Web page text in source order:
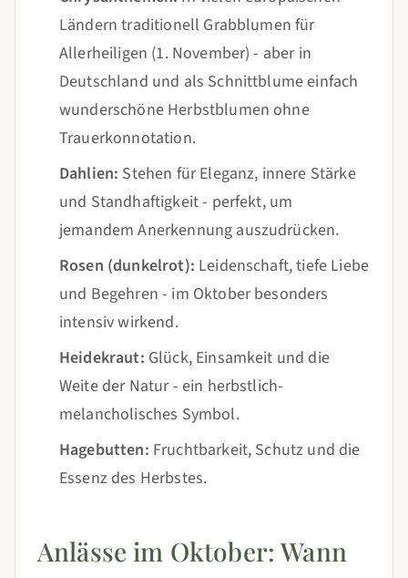
Ländern traditionell Grabblumen für
Allerheiligen (1. November) - aber in
Deutschland und als Schnittblume einfach
wunderschöne Herbstblumen ohne
Trauerkonnotation.
Dahlien: Stehen für Eleganz, innere Stärke
und Standhaftigkeit - perfekt, um
jemandem Anerkennung auszudrücken.
Rosen (dunkelrot): Leidenschaft, tiefe Liebe
und Begehren - im Oktober besonders
intensiv wirkend.
Heidekraut: Glück, Einsamkeit und die
Weite der Natur - ein herbstlich-
melancholisches Symbol.
Hagebutten: Fruchtbarkeit, Schutz und die
Essenz des Herbstes.
Anlässe im Oktober: Wann